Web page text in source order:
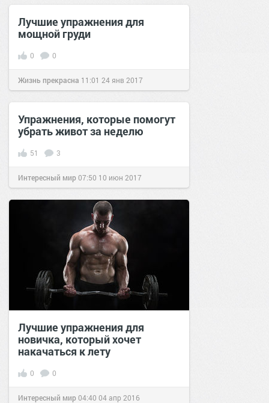
Лучшие упражнения для
мощной груди
0 0
Жизнь прекрасна 11:01 24 янв 2017
Упражнения, которые помогут
убрать живот за неделю
51 3
Интересный мир07:50 10 июн 2017
Лучшие упражнения для
новичка, который хочет
накачаться к лету
0 0
Интересный мир04:40 04 апр 2016